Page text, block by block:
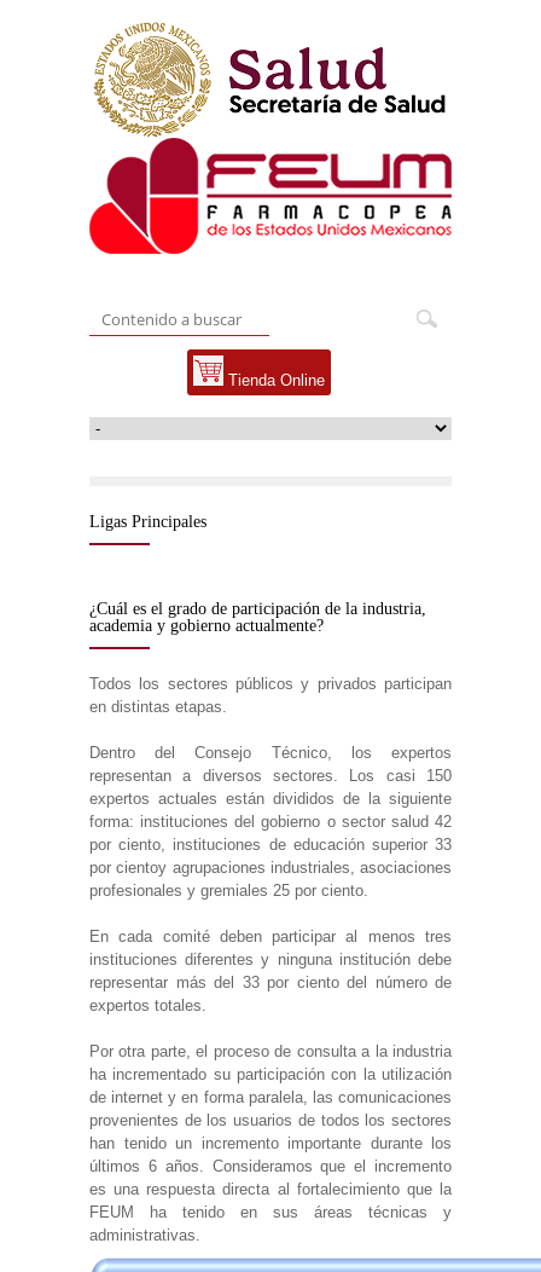
Tienda Online
Ligas Principales
¿Cuál es el grado de participación de la industria,
academia y gobierno actualmente?
Todos los sectores públicos y privados participan
en distintas etapas.
Dentro del Consejo Técnico, los expertos
representan a diversos sectores. Los casi 150
expertos actuales están divididos de la siguiente
forma: instituciones del gobierno o sector salud 42
por ciento, instituciones de educación superior 33
por cientoy agrupaciones industriales, asociaciones
profesionales y gremiales 25 por ciento.
En cada comité deben participar al menos tres
instituciones diferentes y ninguna institución debe
representar más del 33 por ciento del número de
expertos totales.
Por otra parte, el proceso de consulta a la industria
ha incrementado su participación con la utilización
de internet y en forma paralela, las comunicaciones
provenientes de los usuarios de todos los sectores
han tenido un incremento importante durante los
últimos 6 años. Consideramos que el incremento
es una respuesta directa al fortalecimiento que la
FEUM ha tenido en sus áreas técnicas y
administrativas.